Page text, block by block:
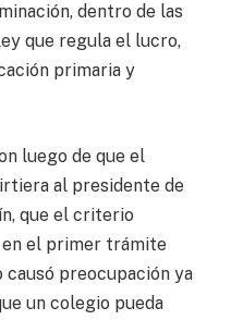
dentro de las
que regula el lucro,
primaria y
luego de que el
al presidente de
que el criterio
el primer trámite
preocupación ya
un colegio pueda